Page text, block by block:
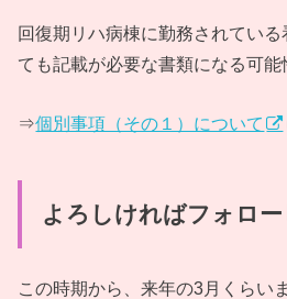
回復期リハ病棟に勤務されてい
ても記載が必要な書類になる可能
⇒個別事項（その１）について
よろしければフォロ
この時期から、来年の3月くらい